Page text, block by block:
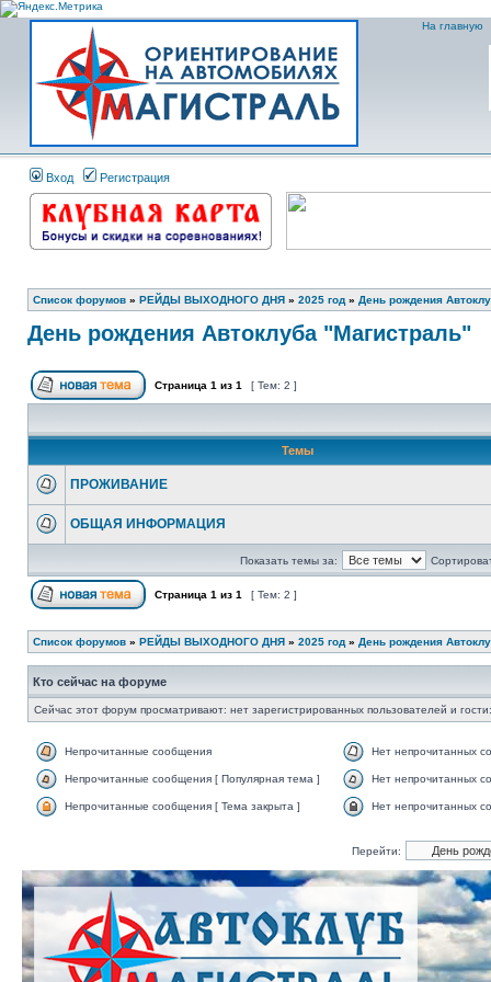
На главную
Вход Регистрация
Список форумов » РЕЙДЫ ВЫХОДНОГО ДНЯ » 2025 год » День рождения
День рождения Автоклуба "Магистраль"
Страница 1 из 1 [ Тем: 2 ]
Темы
ПРОЖИВАНИЕ
ОБЩАЯ ИНФОРМАЦИЯ
Показать темы за:
Страница 1 из 1 [ Тем: 2 ]
Список форумов » РЕЙДЫ ВЫХОДНОГО ДНЯ » 2025 год » День рождения
Кто сейчас на форуме
Сейчас этот форум просматривают: нет зарегистрированных пользователей и
Непрочитанные сообщения Нет непрочитанных
Непрочитанные сообщения [ Популярная тема ] Нет непрочитанных
Непрочитанные сообщения [ Тема закрыта ] Нет непрочитанных
Перейти: